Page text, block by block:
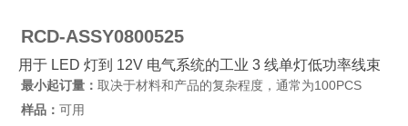
RCD-ASSY0800525
用于 LED 灯到 12V 电气系统的工业 3 线单灯低功率线束
最小起订量： 取决于材料和产品的复杂程度，通常为100PCS
样品： 可用